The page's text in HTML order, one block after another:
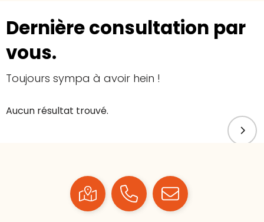
Dernière consultation par
vous.
Toujours sympa à avoir hein !
Aucun résultat trouvé.